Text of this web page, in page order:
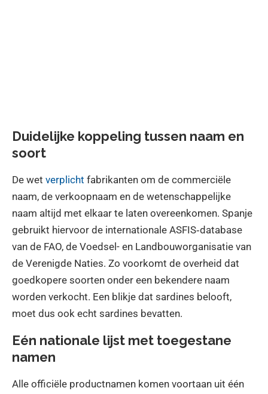
Duidelijke koppeling tussen naam en
soort
De wet verplicht fabrikanten om de commerciële
naam, de verkoopnaam en de wetenschappelijke
naam altijd met elkaar te laten overeenkomen. Spanje
gebruikt hiervoor de internationale ASFIS‑database
van de FAO, de Voedsel- en Landbouworganisatie van
de Verenigde Naties. Zo voorkomt de overheid dat
goedkopere soorten onder een bekendere naam
worden verkocht. Een blikje dat sardines belooft,
moet dus ook echt sardines bevatten.
Eén nationale lijst met toegestane
namen
Alle officiële productnamen komen voortaan uit één